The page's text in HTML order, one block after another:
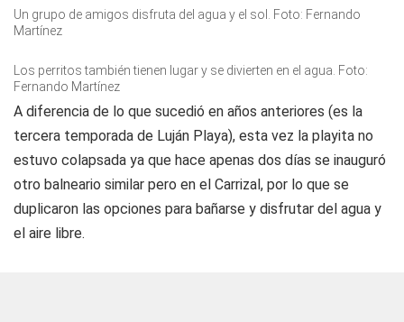
Un grupo de amigos disfruta del agua y el sol. Foto: Fernando
Martínez
Los perritos también tienen lugar y se divierten en el agua. Foto:
Fernando Martínez
A diferencia de lo que sucedió en años anteriores (es la
tercera temporada de Luján Playa), esta vez la playita no
estuvo colapsada ya que hace apenas dos días se inauguró
otro balneario similar pero en el Carrizal, por lo que se
duplicaron las opciones para bañarse y disfrutar del agua y
el aire libre.